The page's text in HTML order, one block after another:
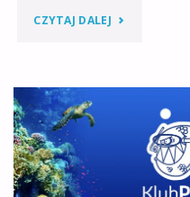
CZYTAJ DALEJ"SPOTKANIE
PIRANII